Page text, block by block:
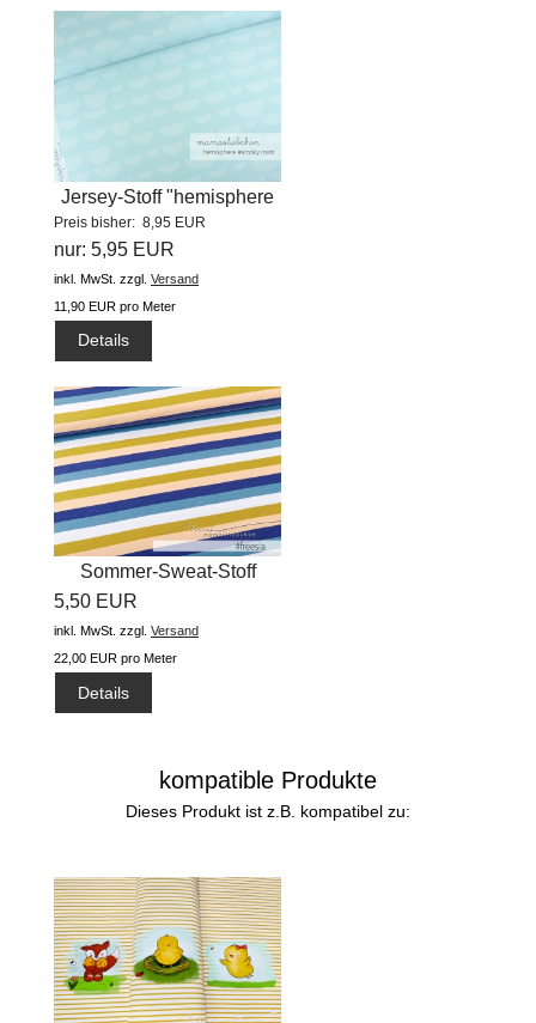
Jersey-Stoff "hemisphere
#smoky...
Preis bisher: 8,95 EUR
nur: 5,95 EUR
inkl. MwSt. zzgl. Versand
11,90 EUR pro Meter
Details
Sommer-Sweat-Stoff
#widestripes...
5,50 EUR
inkl. MwSt. zzgl. Versand
22,00 EUR pro Meter
Details
kompatible Produkte
Dieses Produkt ist z.B. kompatibel zu: